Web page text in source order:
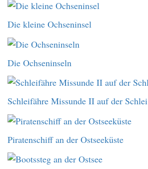
Die kleine Ochseninsel
Die Ochseninseln
Schleifähre Missunde II auf der Schlei
Piratenschiff an der Ostseeküste